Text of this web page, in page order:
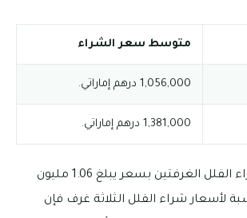
متوسط سعر الشراء
1,056,000 درهم إماراتي.
1,381,000 درهم إماراتي.
تبلغ أسعار شراء الفلل الغرفتين بسعر يبلغ 1.06 مليون
لأسعار شراء الفلل الثلاثة غرف فإن